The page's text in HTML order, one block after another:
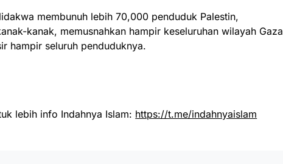
membunuh lebih 70,000 penduduk Palestin,
kanak, memusnahkan hampir keseluruhan wilayah Gaza
hampir seluruh penduduknya.
lebih info Indahnya Islam: https://t.me/indahnyaislam